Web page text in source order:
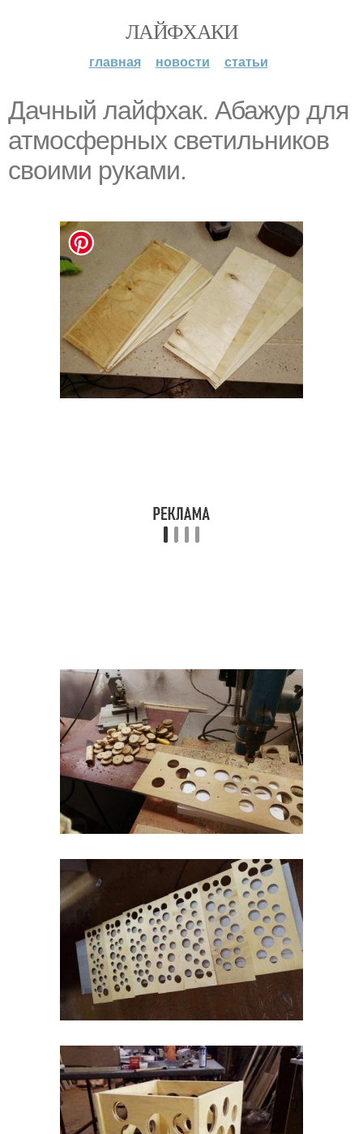
ЛАЙФХАКИ
главная новости статьи
Дачный лайфхак. Абажур для
атмосферных светильников
своими руками.